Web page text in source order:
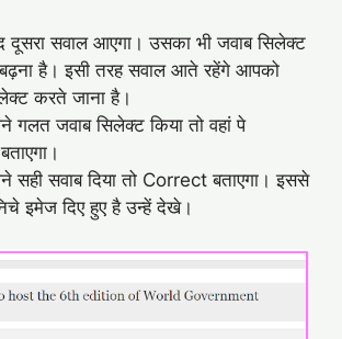
दूसरा सवाल आएगा। उसका भी जवाब सिलेक्ट
है। इसी तरह सवाल आते रहेंगे आपको
करते जाना है।
गलत जवाब सिलेक्ट किया तो वहां पे
सही सवाब दिया तो Correct बताएगा। इससे
इमेज दिए हुए है उन्हें देखे।